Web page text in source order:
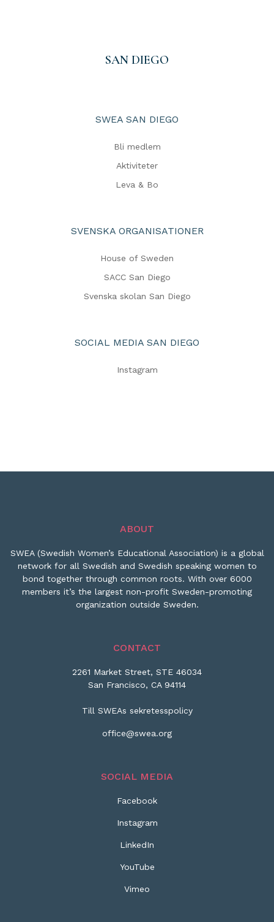
SAN DIEGO
SWEA SAN DIEGO
Bli medlem
Aktiviteter
Leva & Bo
SVENSKA ORGANISATIONER
House of Sweden
SACC San Diego
Svenska skolan San Diego
SOCIAL MEDIA SAN DIEGO
Instagram
ABOUT
SWEA (Swedish Women’s Educational Association) is a global
network for all Swedish and Swedish speaking women to
bond together through common roots. With over 6000
members it’s the largest non-profit Sweden-promoting
organization outside Sweden.
CONTACT
2261 Market Street, STE 46034
San Francisco, CA 94114
Till SWEAs sekretesspolicy
office@swea.org
SOCIAL MEDIA
Facebook
Instagram
LinkedIn
YouTube
Vimeo